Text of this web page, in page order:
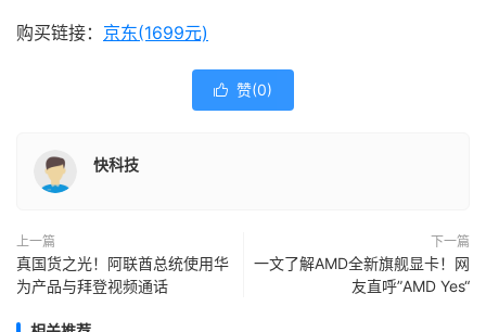
购买链接： 京东(1699元)
 赞(0)
快科技
上一篇
真国货之光！阿联酋总统使用华
为产品与拜登视频通话
下一篇
一文了解AMD全新旗舰显卡！网
友直呼”AMD Yes“